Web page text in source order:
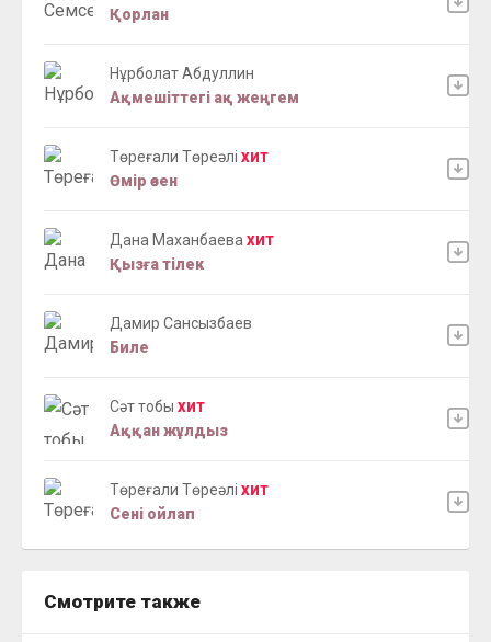
Қорлан
Нұрболат Абдуллин
Ақмешіттегі ақ жеңгем
Төреғали Төреәлі ХИТ
Өмір өзен
Дана Маханбаева ХИТ
Қызға тілек
Дамир Сансызбаев
Биле
Сәт тобы ХИТ
Аққан жұлдыз
Төреғали Төреәлі ХИТ
Сені ойлап
Смотрите также